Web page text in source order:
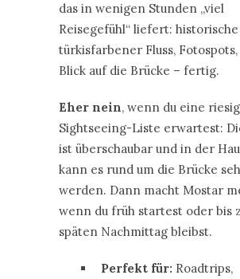
das in wenigen Stunden „viel
Reisegefühl“ liefert:
türkisfarbener Fluss,
Blick auf die Brücke – fertig.
Eher nein, wenn du eine
Sightseeing-Liste erwartest:
ist überschaubar und in der
kann es rund um die Brücke
werden. Dann macht Mostar
wenn du früh startest oder bis
späten Nachmittag bleibst.
Perfekt für: Roadtrips,